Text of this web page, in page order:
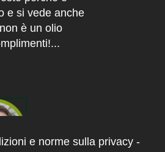
ho mangiato
e norme sulla privacy -